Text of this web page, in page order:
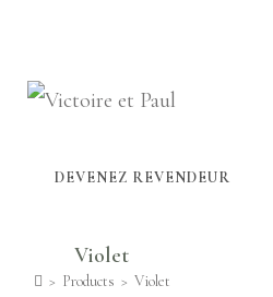
DEVENEZ REVENDEUR
Violet
> Products > Violet